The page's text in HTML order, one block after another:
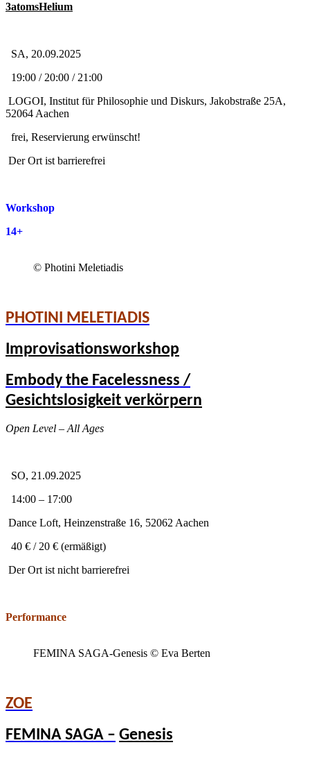
3atomsHelium
SA, 20.09.2025
19:00 / 20:00 / 21:00
LOGOI, Institut für Philosophie und Diskurs, Jakobstraße 25A,
52064 Aachen
frei, Reservierung erwünscht!
Der Ort ist barrierefrei
Workshop
14+
© Photini Meletiadis
PHOTINI MELETIADIS
Improvisationsworkshop
Embody the Facelessness /
Gesichtslosigkeit verkörpern
Open Level – All Ages
SO, 21.09.2025
14:00 – 17:00
Dance Loft, Heinzenstraße 16, 52062 Aachen
40 € / 20 € (ermäßigt)
Der Ort ist nicht barrierefrei
Performance
FEMINA SAGA-Genesis © Eva Berten
ZOE
FEMINA SAGA – Genesis